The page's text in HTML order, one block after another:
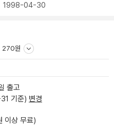
1998-04-30
270원
출고
기준) 변경
이상 무료)